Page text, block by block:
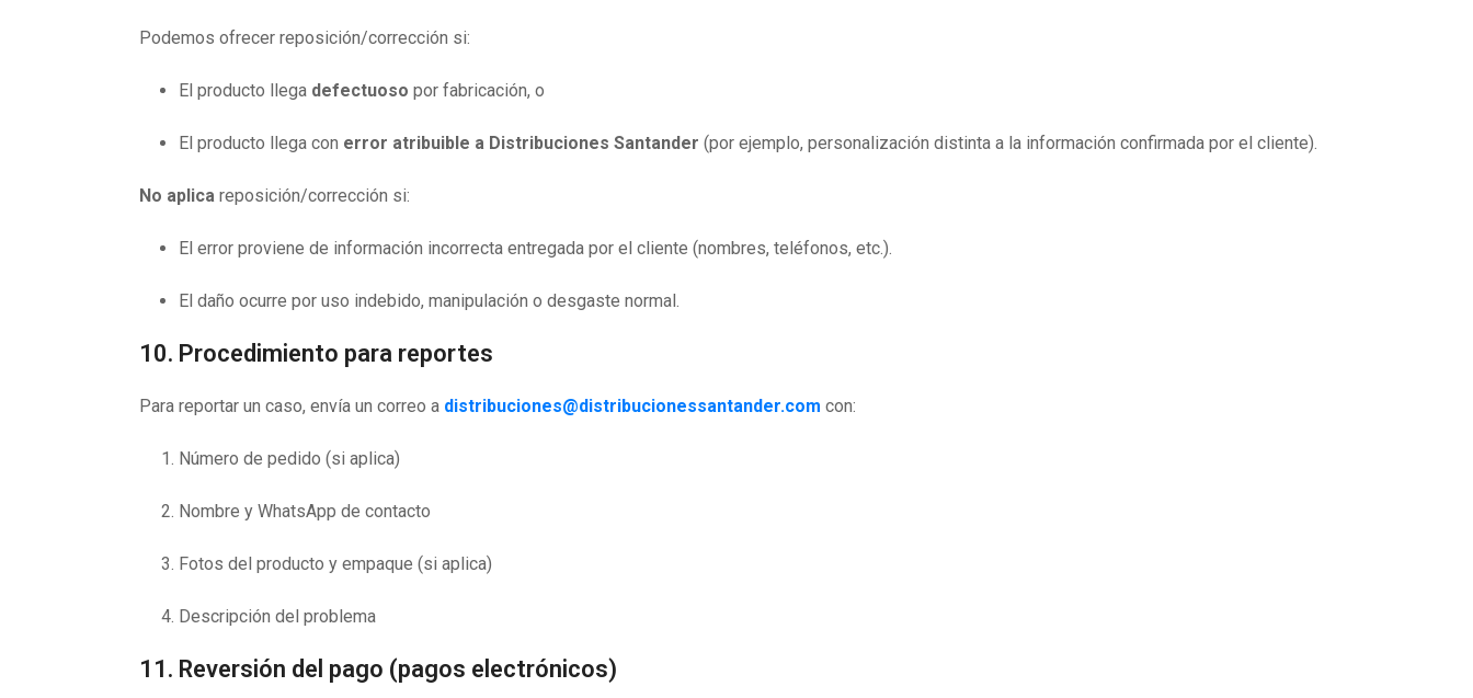
Podemos ofrecer reposición/corrección si:
El producto llega defectuoso por fabricación, o
El producto llega con error atribuible a Distribuciones Santander (por ejemplo, personalización distinta a la información confirmada por el cliente).
No aplica reposición/corrección si:
El error proviene de información incorrecta entregada por el cliente (nombres, teléfonos, etc.).
El daño ocurre por uso indebido, manipulación o desgaste normal.
10. Procedimiento para reportes
Para reportar un caso, envía un correo a distribuciones@distribucionessantander.com con:
Número de pedido (si aplica)
Nombre y WhatsApp de contacto
Fotos del producto y empaque (si aplica)
Descripción del problema
11. Reversión del pago (pagos electrónicos)